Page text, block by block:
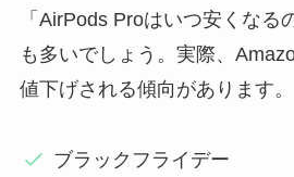
「AirPods Proはいつ安くなる
も多いでしょう。実際、
値下げされる傾向があります。
ブラックフライデー